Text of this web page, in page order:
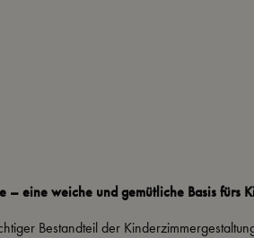
– eine weiche und gemütliche Basis fürs
Bestandteil der